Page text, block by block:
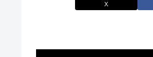
X